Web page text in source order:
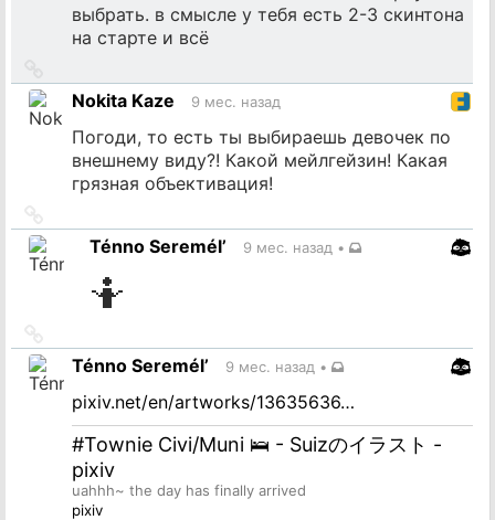
выбрать. в смысле у тебя есть 2-3 скинтона
на старте и всё
на
источник
Nokita Kaze 9 мес. назад
Погоди, то есть ты выбираешь девочек по
внешнему виду?! Какой мейлгейзин! Какая
грязная объективация!
на
источникTénno Seremél’ 9 мес. назад •
🤷
на
источник
Ténno Seremél’ 9 мес. назад •
pixiv.net/en/artworks/13635636…
#Townie Civi/Muni 🛌 - Suizのイラスト -
pixiv
uahhh~ the day has finally arrived
pixiv